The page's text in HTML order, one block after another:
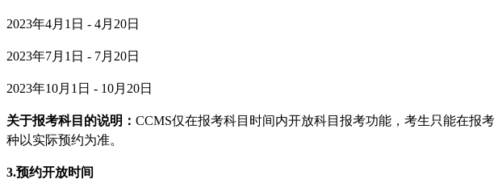
2023年4月1日 - 4月20日
2023年7月1日 - 7月20日
2023年10月1日 - 10月20日
关于报考科目的说明： CCMS仅在报考科目时间内开放科目报考功能，考生只能在报
种以实际预约为准。
3.预约开放时间